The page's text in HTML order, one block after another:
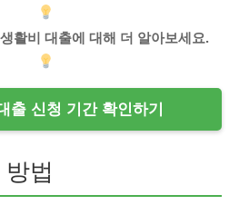
활비 대출에 대해 더 알아보세요.
출 신청 기간 확인하기
법